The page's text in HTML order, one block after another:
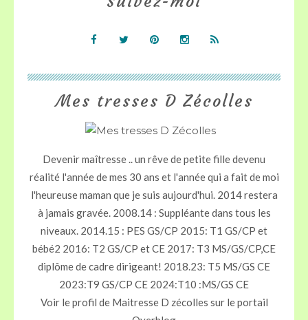
Mes tresses D Zécolles
Devenir maîtresse .. un rêve de petite fille devenu
réalité l'année de mes 30 ans et l'année qui a fait de moi
l'heureuse maman que je suis aujourd'hui. 2014 restera
à jamais gravée. 2008.14 : Suppléante dans tous les
niveaux. 2014.15 : PES GS/CP 2015: T1 GS/CP et
bébé2 2016: T2 GS/CP et CE 2017: T3 MS/GS/CP,CE
diplôme de cadre dirigeant! 2018.23: T5 MS/GS CE
2023:T9 GS/CP CE 2024:T10 :MS/GS CE
Voir le profil de Maitresse D zécolles sur le portail